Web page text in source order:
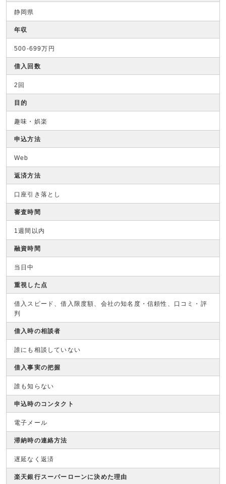
静岡県
年収
500-699万円
借入回数
2回
目的
趣味・娯楽
申込方法
Web
返済方法
口座引き落とし
審査時間
1週間以内
融資時間
当日中
重視した点
借入スピード、借入限度額、会社の知名度・信頼性、口コミ・評
判
借入時の相談者
誰にも相談していない
借入事実の把握
誰も知らない
申込時のコンタクト
電子メール
滞納時の連絡方法
遅延なく返済
楽天銀行スーパーローンに決めた理由